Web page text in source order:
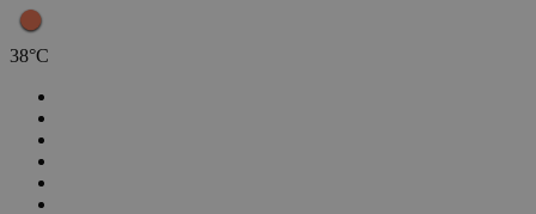
38°C